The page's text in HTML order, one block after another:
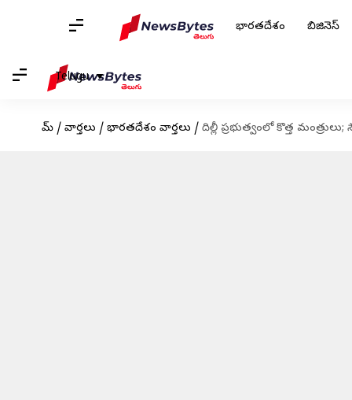
భారతదేశం బిజినెస్
Telugu
హోమ్ / వార్తలు / భారతదేశం వార్తలు / దిల్లీ ప్రభుత్వంలో కొత్త